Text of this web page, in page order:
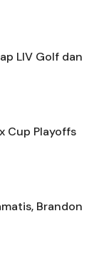
LIV Golf dan
Cup Playoffs
Brandon